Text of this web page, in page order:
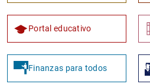
Portal educativo
Finanzas para todos